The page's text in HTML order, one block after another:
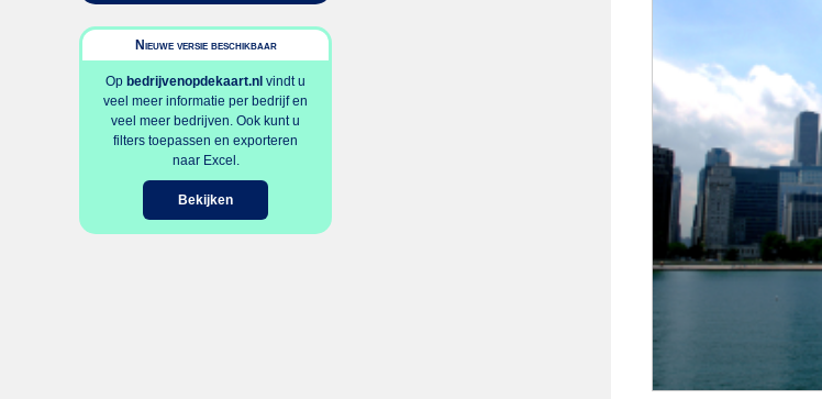
Nieuwe versie beschikbaar
Op bedrijvenopdekaart.nl vindt u
veel meer informatie per bedrijf en
veel meer bedrijven. Ook kunt u
filters toepassen en exporteren
naar Excel.
Bekijken